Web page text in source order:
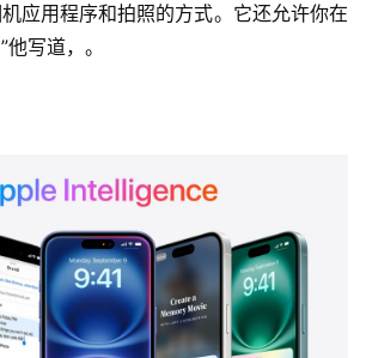
应用程序和拍照的方式。它还允许你在
写道，。